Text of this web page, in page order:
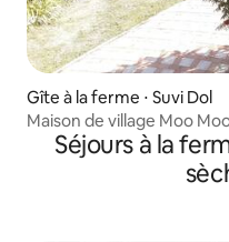
Gîte à la ferme ⋅ Suvi Dol
Maison de village Moo
Séjours à la